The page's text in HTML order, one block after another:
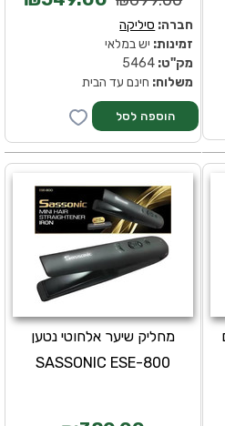
חברה: סיליקה
זמינות: יש במלאי
מק''ט:
משלוח: חינם עד הבית
מחליק שיער אלחוטי נטען
SASSONIC ESE-800